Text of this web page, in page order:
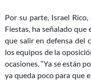
Por su parte, Israel
Fiestas, ha señalado
que salir en defensa del
los equipos de la
ocasiones. “Ya se están
ya queda poco para que